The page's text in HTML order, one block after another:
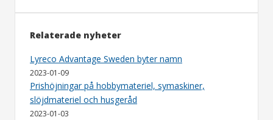
Relaterade nyheter
Lyreco Advantage Sweden byter namn
2023-01-09
Prishöjningar på hobbymateriel, symaskiner,
slöjdmateriel och husgeråd
2023-01-03